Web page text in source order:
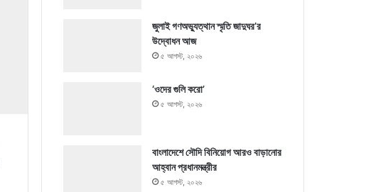
জুলাই গণঅভ্যুত্থান স্মৃতি জাদুঘর’র
উদ্বোধন আজ
৫ আগস্ট, ২০২৬
‘ওদের গুলি করো’
৫ আগস্ট, ২০২৬
বাংলাদেশে সৌদি বিনিয়োগ আরও বাড়ানোর
আহ্বান প্রধানমন্ত্রীর
৫ আগস্ট, ২০২৬